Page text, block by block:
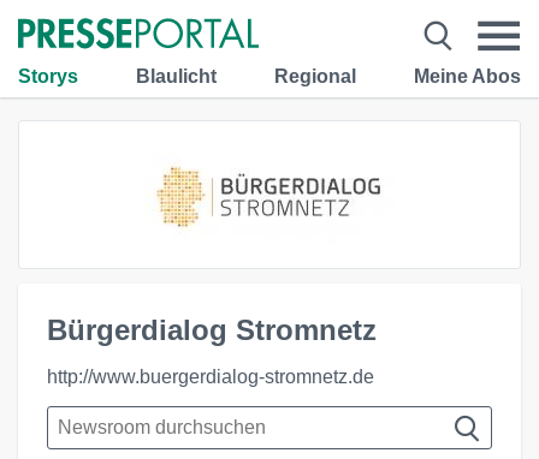
Storys Blaulicht Regional Meine Abos
Bürgerdialog Stromnetz
http://www.buergerdialog-stromnetz.de